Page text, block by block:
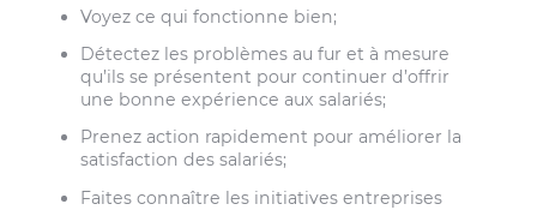
Voyez ce qui fonctionne bien;
Détectez les problèmes au fur et à mesure
qu’ils se présentent pour continuer d’offrir
une bonne expérience aux salariés;
Prenez action rapidement pour améliorer la
satisfaction des salariés;
Faites connaître les initiatives entreprises